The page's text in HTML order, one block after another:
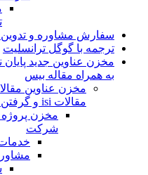
سفارش مشاوره و
ترجمه با گوگل ترانسلیت
مخزن عناوین جدید
به همراه مقاله بیس
مخزن عناوین
مقالات isi و گرفتن اکسپت
مخزن پروژه
شرکت